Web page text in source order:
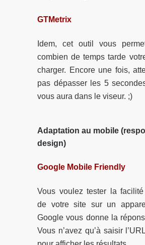
GTMetrix
Idem, cet outil vous
combien de temps tarde
charger. Encore une fois,
pas dépasser les 5
vous aura dans le viseur. ;)
Adaptation au mobile
design)
Google Mobile Friendly
Vous voulez tester la facilité
de votre site sur un
Google vous donne la
Vous n’avez qu’à saisir